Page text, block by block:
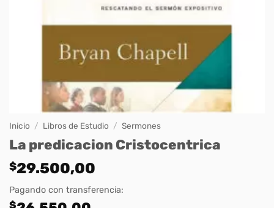
Inicio / Libros de Estudio / Sermones
La predicacion Cristocentrica
$29.500,00
Pagando con transferencia:
$